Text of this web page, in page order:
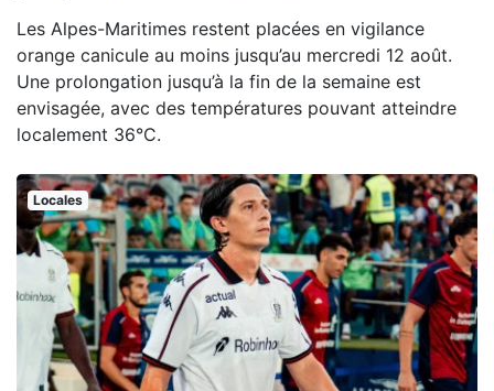
Les Alpes-Maritimes restent placées en vigilance
orange canicule au moins jusqu’au mercredi 12 août.
Une prolongation jusqu’à la fin de la semaine est
envisagée, avec des températures pouvant atteindre
localement 36°C.
Locales